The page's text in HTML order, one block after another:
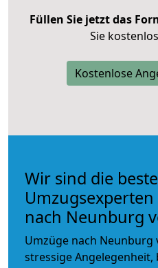
Füllen Sie jetzt das
Sie
Kostenlose
Wir sind die
nach Neunburg
Umzüge nach Neunburg
stressige Angelegenheit,